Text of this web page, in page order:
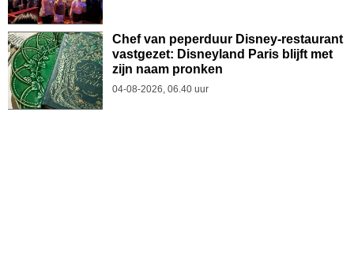
Chef van peperduur Disney-restaurant
vastgezet: Disneyland Paris blijft met
zijn naam pronken
04-08-2026, 06.40 uur